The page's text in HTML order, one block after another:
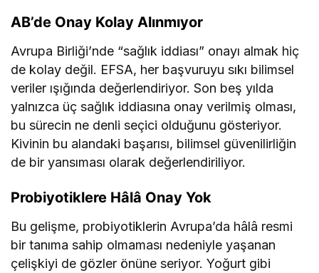
AB’de Onay Kolay Alınmıyor
Avrupa Birliği’nde “sağlık iddiası” onayı almak hiç
de kolay değil. EFSA, her başvuruyu sıkı bilimsel
veriler ışığında değerlendiriyor. Son beş yılda
yalnızca üç sağlık iddiasına onay verilmiş olması,
bu sürecin ne denli seçici olduğunu gösteriyor.
Kivinin bu alandaki başarısı, bilimsel güvenilirliğin
de bir yansıması olarak değerlendiriliyor.
Probiyotiklere Hâlâ Onay Yok
Bu gelişme, probiyotiklerin Avrupa’da hâlâ resmi
bir tanıma sahip olmaması nedeniyle yaşanan
çelişkiyi de gözler önüne seriyor. Yoğurt gibi